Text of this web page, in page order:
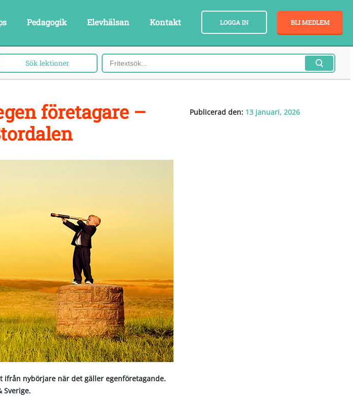
BLI MEDLEM
LOGGA IN
Pedagogik Elevhälsan Kontakt
Publicerad den: 13 januari, 2026
företagare –
ifrån nybörjare när det gäller egenföretagande.
Sverige.